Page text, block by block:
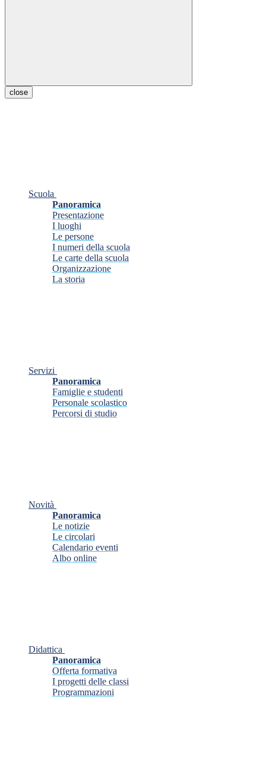
close
Scuola
Panoramica
Presentazione
I luoghi
Le persone
I numeri della scuola
Le carte della scuola
Organizzazione
La storia
Servizi
Panoramica
Famiglie e studenti
Personale scolastico
Percorsi di studio
Novità
Panoramica
Le notizie
Le circolari
Calendario eventi
Albo online
Didattica
Panoramica
Offerta formativa
I progetti delle classi
Programmazioni